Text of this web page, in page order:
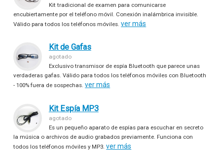
Kit tradicional de examen para comunicarse
encubiertamente por el teléfono móvil. Conexión inalámbrica invisible.
Válido para todos los teléfonos móviles.ver más
Kit de Gafas
agotado
Exclusivo transmisor de espía Bluetooth que parece unas
verdaderas gafas. Válido para todos los teléfonos móviles con Bluetooth
- 100% fuera de sospechas.ver más
Kit Espía MP3
agotado
Es un pequeño aparato de espías para escuchar en secreto
la música o archivos de audio grabados previamente. Funciona con
todos los teléfonos móviles y MP3.ver más